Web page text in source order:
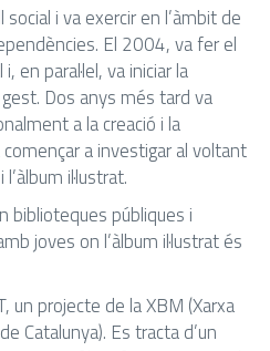
i va exercir en l’àmbit de
El 2004, va fer el
en paral·lel, va iniciar la
Dos anys més tard va
a la creació i la
a investigar al voltant
il·lustrat.
biblioteques públiques i
joves on l’àlbum il·lustrat és
un projecte de la XBM (Xarxa
Catalunya). Es tracta d’un